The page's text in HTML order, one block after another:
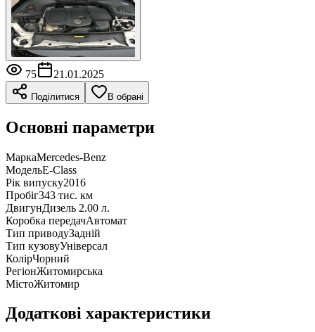
75 21.01.2025
Поділитися В обрані
Основні параметри
МаркаMercedes-Benz
МодельE-Class
Рік випуску2016
Пробіг343 тис. км
ДвигунДизель 2.00 л.
Коробка передачАвтомат
Тип приводуЗадній
Тип кузовуУніверсал
КолірЧорний
РегіонЖитомирська
МістоЖитомир
Додаткові характеристики